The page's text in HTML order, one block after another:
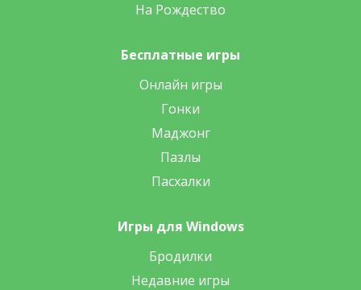
На Рождество
Бесплатные игры
Онлайн игры
Гонки
Маджонг
Пазлы
Пасхалки
Игры для Windows
Бродилки
Недавние игры